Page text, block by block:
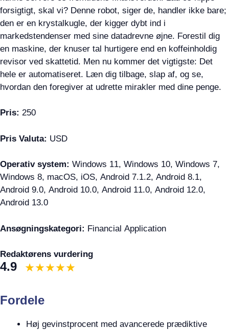
forsigtigt, skal vi? Denne robot, siger de, handler ikke bare;
den er en krystalkugle, der kigger dybt ind i
markedstendenser med sine datadrevne øjne. Forestil dig
en maskine, der knuser tal hurtigere end en koffeinholdig
revisor ved skattetid. Men nu kommer det vigtigste: Det
hele er automatiseret. Læn dig tilbage, slap af, og se,
hvordan den foregiver at udrette mirakler med dine penge.
Pris: 250
Pris Valuta: USD
Operativ system: Windows 11, Windows 10, Windows 7,
Windows 8, macOS, iOS, Android 7.1.2, Android 8.1,
Android 9.0, Android 10.0, Android 11.0, Android 12.0,
Android 13.0
Ansøgningskategori: Financial Application
Redaktørens vurdering
4.9
Fordele
Høj gevinstprocent med avancerede prædiktive